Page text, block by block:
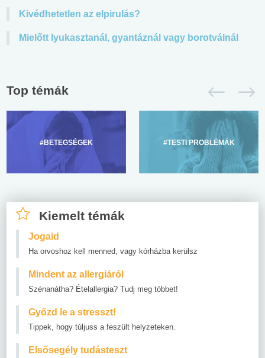
Kivédhetetlen az elpirulás?
Mielőtt lyukasztanál, gyantáznál vagy borotválnál
Top témák
#BETEGSÉGEK #TESTI PROBLÉMÁK
Kiemelt témák
Jogaid
Ha orvoshoz kell menned, vagy kórházba kerülsz
Mindent az allergiáról
Szénanátha? Ételallergia? Tudj meg többet!
Győzd le a stresszt!
Tippek, hogy túljuss a feszült helyzeteken.
Elsősegély tudásteszt